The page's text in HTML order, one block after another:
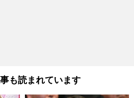
も読まれています